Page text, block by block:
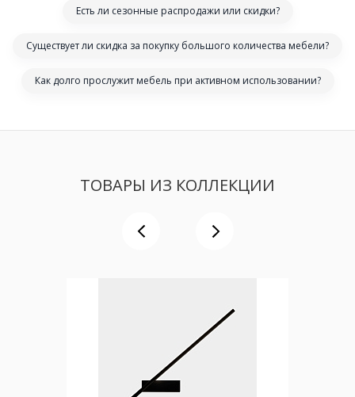
Есть ли сезонные распродажи или скидки?
Существует ли скидка за покупку большого количества мебели?
Как долго прослужит мебель при активном использовании?
ТОВАРЫ ИЗ КОЛЛЕКЦИИ